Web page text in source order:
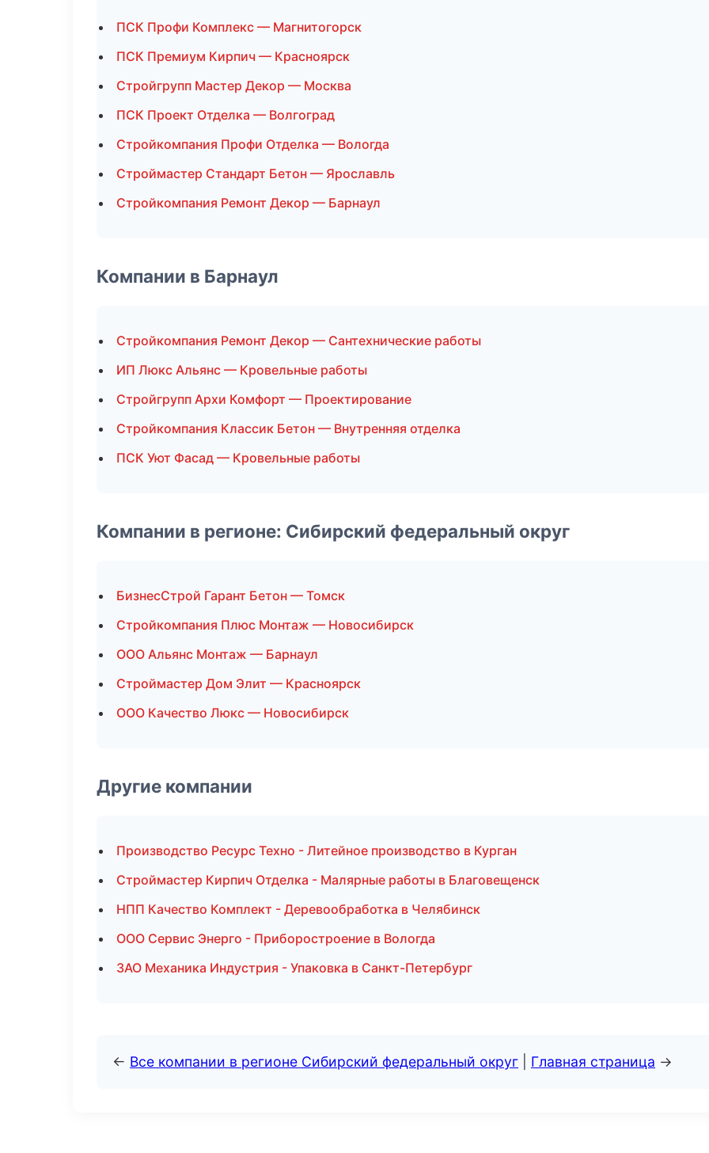
ПСК Профи Комплекс — Магнитогорск
ПСК Премиум Кирпич — Красноярск
Стройгрупп Мастер Декор — Москва
ПСК Проект Отделка — Волгоград
Стройкомпания Профи Отделка — Вологда
Строймастер Стандарт Бетон — Ярославль
Стройкомпания Ремонт Декор — Барнаул
Компании в Барнаул
Стройкомпания Ремонт Декор — Сантехнические работы
ИП Люкс Альянс — Кровельные работы
Стройгрупп Архи Комфорт — Проектирование
Стройкомпания Классик Бетон — Внутренняя отделка
ПСК Уют Фасад — Кровельные работы
Компании в регионе: Сибирский федеральный округ
БизнесСтрой Гарант Бетон — Томск
Стройкомпания Плюс Монтаж — Новосибирск
ООО Альянс Монтаж — Барнаул
Строймастер Дом Элит — Красноярск
ООО Качество Люкс — Новосибирск
Другие компании
Производство Ресурс Техно - Литейное производство в Курган
Строймастер Кирпич Отделка - Малярные работы в Благовещенск
НПП Качество Комплект - Деревообработка в Челябинск
ООО Сервис Энерго - Приборостроение в Вологда
ЗАО Механика Индустрия - Упаковка в Санкт-Петербург
← Все компании в регионе Сибирский федеральный округ Главная страница →